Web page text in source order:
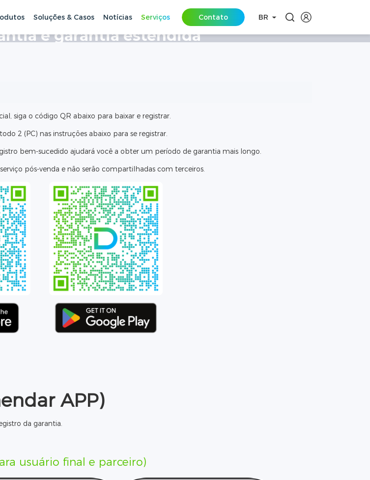
Soluções & Casos Notícias Serviços Contato BR
e garantia estendida
siga o código QR abaixo para baixar e registrar.
2 (PC) nas instruções abaixo para se registrar.
bem-sucedido ajudará você a obter um período de garantia mais longo.
pós-venda e não serão compartilhadas com terceiros.
APP)
da garantia.
usuário final e parceiro)